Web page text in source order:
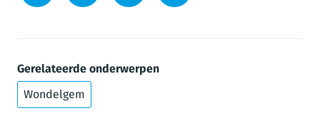
Gerelateerde onderwerpen
Wondelgem